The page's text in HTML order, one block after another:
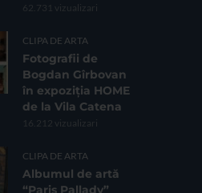
62.731 vizualizari
CLIPA DE ARTA
Fotografii de
Bogdan Gîrbovan
în expoziția HOME
de la Vila Catena
16.212 vizualizari
CLIPA DE ARTA
Albumul de artă
“Paris Pallady”